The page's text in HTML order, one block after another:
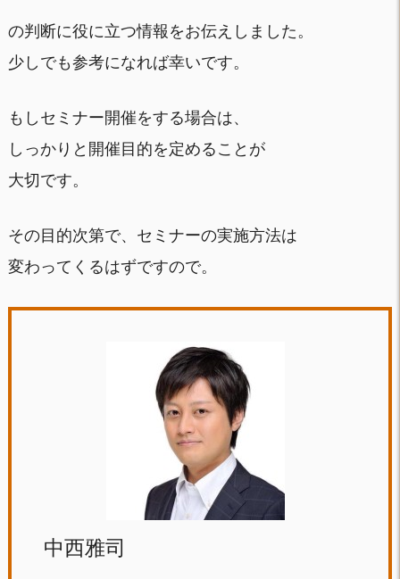
の判断に役に立つ情報をお伝えしました。
少しでも参考になれば幸いです。
もしセミナー開催をする場合は、
しっかりと開催目的を定めることが
大切です。
その目的次第で、セミナーの実施方法は
変わってくるはずですので。
中西雅司